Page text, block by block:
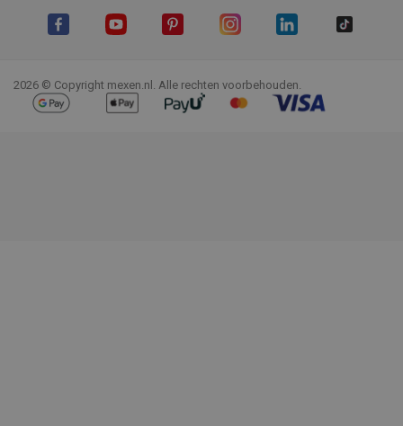
2026 © Copyright mexen.nl. Alle rechten voorbehouden.